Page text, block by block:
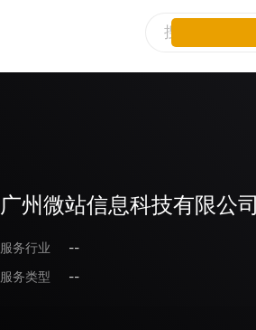
广州微站信息科技有限公司
服务行业
--
服务类型
--